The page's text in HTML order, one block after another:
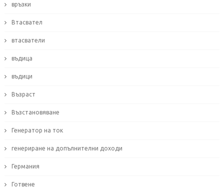
връзки
Втасвател
втасватели
въдица
въдици
Възраст
Възстановяване
Генератор на ток
генериране на допълнителни доходи
Германия
Готвене